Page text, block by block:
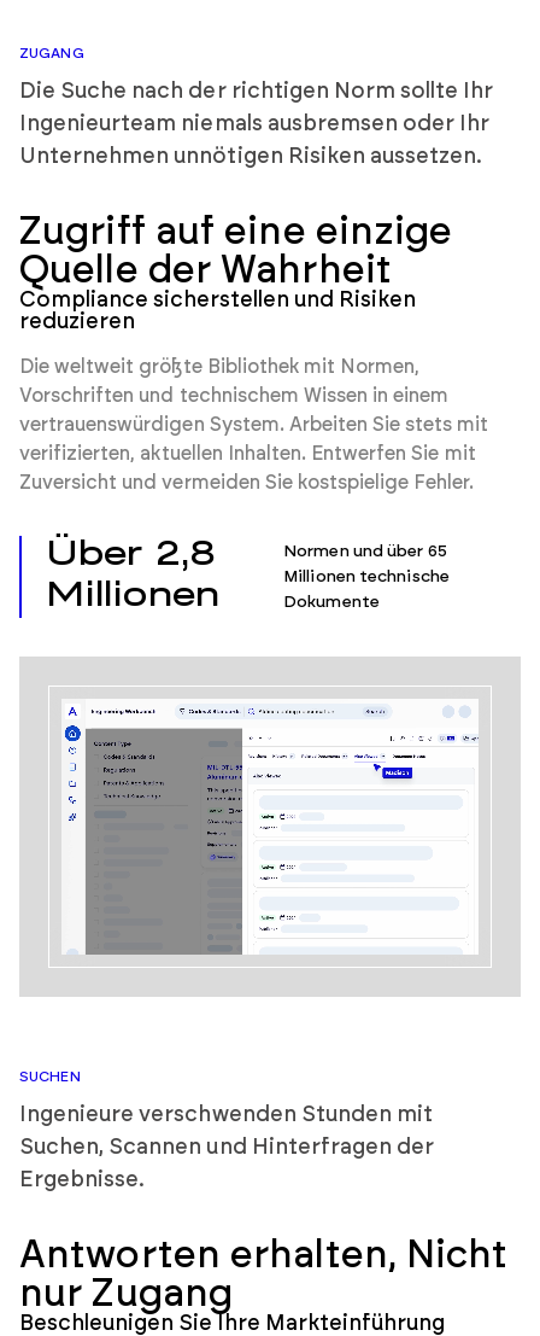
ZUGANG
Die Suche nach der richtigen Norm sollte Ihr
Ingenieurteam niemals ausbremsen oder Ihr
Unternehmen unnötigen Risiken aussetzen.
Zugriff auf eine einzige
Quelle der Wahrheit
Compliance sicherstellen und Risiken
reduzieren
Die weltweit größte Bibliothek mit Normen,
Vorschriften und technischem Wissen in einem
vertrauenswürdigen System. Arbeiten Sie stets mit
verifizierten, aktuellen Inhalten. Entwerfen Sie mit
Zuversicht und vermeiden Sie kostspielige Fehler.
Über 2,8
Millionen
Normen und über 65
Millionen technische
Dokumente
SUCHEN
Ingenieure verschwenden Stunden mit
Suchen, Scannen und Hinterfragen der
Ergebnisse.
Antworten erhalten, Nicht
nur Zugang
Beschleunigen Sie Ihre Markteinführung